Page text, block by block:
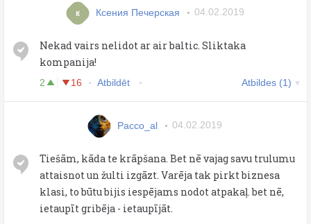
к Ксения Печерская 04.02.2019
Nekad vairs nelidot ar air baltic. Sliktaka
kompanija!
2 16 Atbildēt Atbildes (1)
Pacco_al 04.02.2019
Tiešām, kāda te krāpšana. Bet nē vajag savu trulumu
attaisnot un žulti izgāzt. Varēja tak pirkt biznesa
klasi, to būtu bijis iespējams nodot atpakaļ. bet nē,
ietaupīt gribēja - ietaupījāt.